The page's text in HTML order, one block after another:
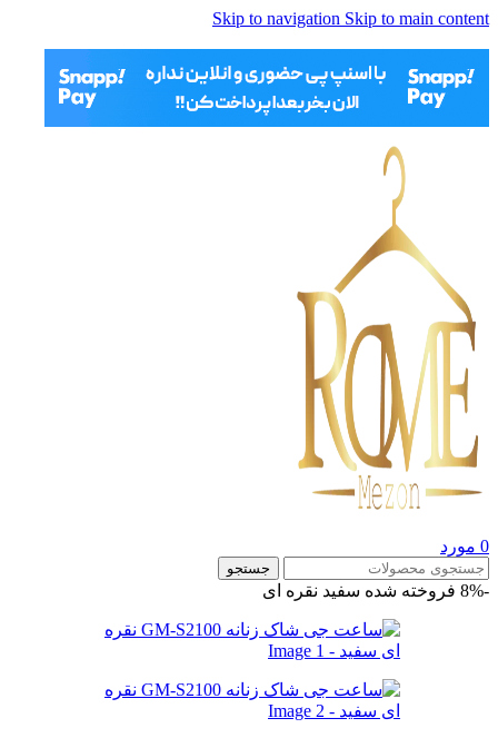
Skip to navigation Skip to main content
0 مورد
جستجو
-8% فروخته شده سفید نقره ای